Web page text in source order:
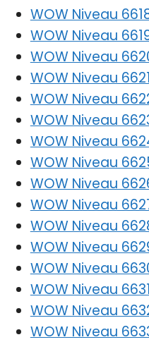
WOW Niveau
WOW Niveau
WOW Niveau
WOW Niveau 6621
WOW Niveau
WOW Niveau
WOW Niveau
WOW Niveau
WOW Niveau
WOW Niveau
WOW Niveau
WOW Niveau
WOW Niveau
WOW Niveau 6631
WOW Niveau
WOW Niveau